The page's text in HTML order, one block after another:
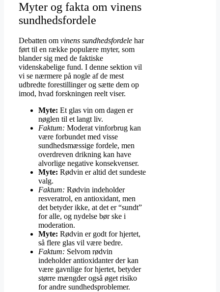
Myter og fakta om vinens
sundhedsfordele
Debatten om vinens sundhedsfordele har
ført til en række populære myter, som
blander sig med de faktiske
videnskabelige fund. I denne sektion vil
vi se nærmere på nogle af de mest
udbredte forestillinger og sætte dem op
imod, hvad forskningen reelt viser.
Myte: Et glas vin om dagen er
nøglen til et langt liv.
Faktum: Moderat vinforbrug kan
være forbundet med visse
sundhedsmæssige fordele, men
overdreven drikning kan have
alvorlige negative konsekvenser.
Myte: Rødvin er altid det sundeste
valg.
Faktum: Rødvin indeholder
resveratrol, en antioxidant, men
det betyder ikke, at det er “sundt”
for alle, og nydelse bør ske i
moderation.
Myte: Rødvin er godt for hjertet,
så flere glas vil være bedre.
Faktum: Selvom rødvin
indeholder antioxidanter der kan
være gavnlige for hjertet, betyder
større mængder også øget risiko
for andre sundhedsproblemer.